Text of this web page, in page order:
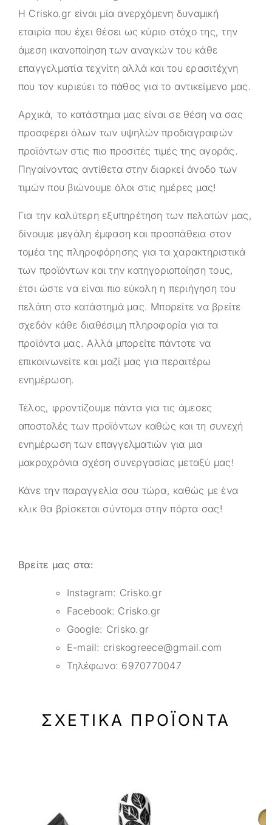
Η Crisko.gr είναι μία ανερχόμενη δυναμική
εταιρία που έχει θέσει ως κύριο στόχο της, την
άμεση ικανοποίηση των αναγκών του κάθε
επαγγελματία τεχνίτη αλλά και του ερασιτέχνη
που τον κυριεύει το πάθος για το αντικείμενο μας.
Αρχικά, το κατάστημα μας είναι σε θέση να σας
προσφέρει όλων των υψηλών προδιαγραφών
προϊόντων στις πιο προσιτές τιμές της αγοράς.
Πηγαίνοντας αντίθετα στην διαρκεί άνοδο των
τιμών που βιώνουμε όλοι στις ημέρες μας!
Για την καλύτερη εξυπηρέτηση των πελατών μας,
δίνουμε μεγάλη έμφαση και προσπάθεια στον
τομέα της πληροφόρησης για τα χαρακτηριστικά
των προϊόντων και την κατηγοριοποίηση τους,
έτσι ώστε να είναι πιο εύκολη η περιήγηση του
πελάτη στο κατάστημά μας. Μπορείτε να βρείτε
σχεδόν κάθε διαθέσιμη πληροφορία για τα
προϊόντα μας. Αλλά μπορείτε πάντοτε να
επικοινωνείτε και μαζί μας για περαιτέρω
ενημέρωση.
Τέλος, φροντίζουμε πάντα για τις άμεσες
αποστολές των προϊόντων καθώς και τη συνεχή
ενημέρωση των επαγγελματιών για μια
μακροχρόνια σχέση συνεργασίας μεταξύ μας!
Κάνε την παραγγελία σου τώρα, καθώς με ένα
κλικ θα βρίσκεται σύντομα στην πόρτα σας!
Βρείτε μας στα:
Instagram: Crisko.gr
Facebook: Crisko.gr
Google: Crisko.gr
E-mail: criskogreece@gmail.com
Τηλέφωνο: 6970770047
ΣΧΕΤΙΚΆ ΠΡΟΪΌΝΤΑ